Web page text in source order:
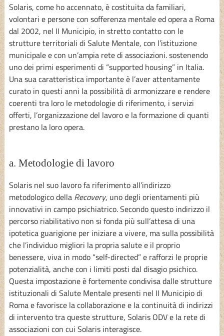
Solaris, come ho accennato, è costituita da familiari,
volontari e persone con sofferenza mentale ed opera a Roma
dal 2002, nel II Municipio, in stretto contatto con le
strutture territoriali di Salute Mentale, con l’istituzione
municipale e con un’ampia rete di associazioni. sostenendo
uno dei primi esperimenti di “supported housing” in Italia.
Una sua caratteristica importante è l’aver attentamente
curato in questi anni la possibilità di armonizzare e rendere
coerenti tra loro le metodologie di riferimento, i servizi
offerti, l’organizzazione del lavoro e la formazione di quanti
prestano la loro opera.
a. Metodologie di lavoro
Solaris nel suo lavoro fa riferimento all’indirizzo
metodologico della Recovery, uno degli orientamenti più
innovativi in campo psichiatrico. Secondo questo indirizzo il
percorso riabilitativo non si fonda più sull’attesa di una
ipotetica guarigione per iniziare a vivere, ma sulla possibilità
che l’individuo migliori la propria salute e il proprio
benessere, viva in modo “self-directed” e rafforzi le proprie
potenzialità, anche con i limiti posti dal disagio psichico.
Questa impostazione è fortemente condivisa dalle strutture
istituzionali di Salute Mentale presenti nel II Municipio di
Roma e favorisce la collaborazione e la continuità di indirizzi
di intervento tra queste strutture, Solaris ODV e la rete di
associazioni con cui Solaris interagisce.